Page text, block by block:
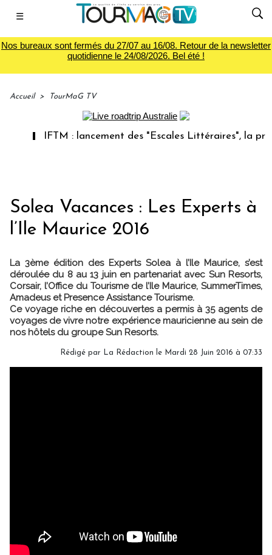
☰
Nos bureaux sont fermés du 27/07 au 16/08. Retour de la newsletter
quotidienne le 24/08/2026. Bel été !
Accueil > TourMaG TV
IFTM : lancement des "Escales Littéraires", la
Solea Vacances : Les Experts à
l’Ile Maurice 2016
La 3ème édition des Experts Solea à l’Ile Maurice, s’est
déroulée du 8 au 13 juin en partenariat avec Sun Resorts,
Corsair, l’Office du Tourisme de l’Ile Maurice, SummerTimes,
Amadeus et Presence Assistance Tourisme.
Ce voyage riche en découvertes a permis à 35 agents de
voyages de vivre notre expérience mauricienne au sein de
nos hôtels du groupe Sun Resorts.
Rédigé par La Rédaction le Mardi 28 Juin 2016 à 07:33